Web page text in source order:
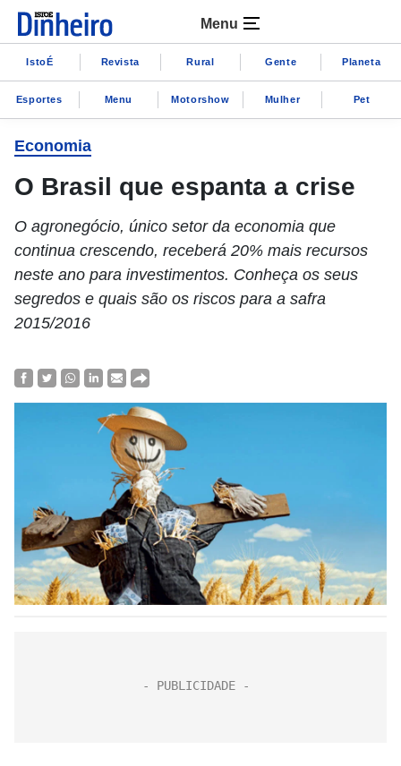
Menu
IstoÉ Revista Rural Gente Planeta
Esportes Menu Motorshow Mulher Pet
Economia
O Brasil que espanta a crise
O agronegócio, único setor da economia que
continua crescendo, receberá 20% mais recursos
neste ano para investimentos. Conheça os seus
segredos e quais são os riscos para a safra
2015/2016